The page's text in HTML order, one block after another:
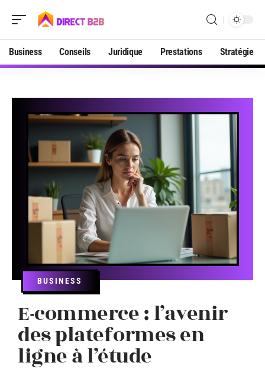
Business Conseils Juridique Prestations Stratégie
BUSINESS
E-commerce : l’avenir
des plateformes en
ligne à l’étude